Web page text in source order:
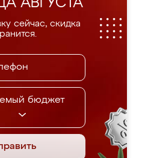
АВГУСТА
сейчас, скидка
бюджет